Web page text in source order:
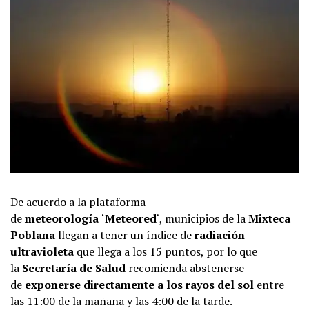
De acuerdo a la plataforma
demeteorología ‘Meteored‘, municipios de laMixteca
Poblanallegan a tener un índice deradiación
ultravioleta que llega a los 15 puntos, por lo que
la Secretaría de Salud recomienda abstenerse
de exponerse directamente a los rayos del sol entre
las 11:00 de la mañana y las 4:00 de la tarde.